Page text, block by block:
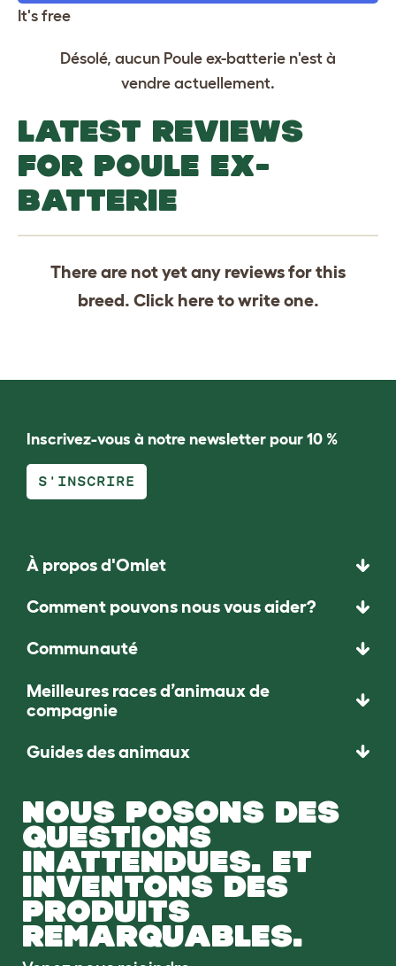
It's free
Désolé, aucun Poule ex-batterie n'est à
vendre actuellement.
LATEST REVIEWS
FOR POULE EX-
BATTERIE
There are not yet any reviews for this
breed. Click hereto write one.
Inscrivez-vous à notre newsletter pour 10 %
S'INSCRIRE
À propos d'Omlet
Comment pouvons nous vous aider?
Communauté
Meilleures races d’animaux de
compagnie
Guides des animaux
NOUS POSONS DES
QUESTIONS
INATTENDUES. ET
INVENTONS DES
PRODUITS
REMARQUABLES.